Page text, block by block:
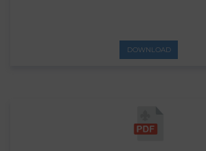
DOWNLOAD